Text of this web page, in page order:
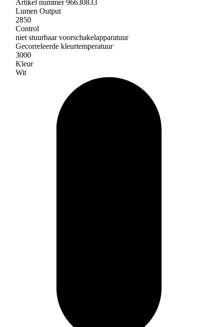
Artikel nummer 96630833
Lumen Output
2850
Control
niet stuurbaar voorschakelapparatuur
Gecorreleerde kleurtemperatuur
3000
Kleur
Wit